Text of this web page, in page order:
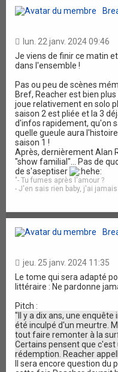
lun. 22 janv. 2024 09:46
Je viens de finir ce matin
dans l'ensemble !
Pas ou peu de scènes
Bref, Reacher est bien
joue relativement en solo
saison 2 est pliée et la 3
d'infos rapidement, qu'on
quelle gueule aura
saison 1 !
Après, dernièrement Alan
"show familial"... Pas de
de s'aseptiser
"- Tu fumes après l'amour ?
- J'en sais rien baby, j'ai
jeu. 25 janv. 2024 11:35
Le tome qui sera adapté
littéraire : Ne pardonne
Pitch :
"Il y a dix ans, une
été inculpé d'un meurtre.
tout faire remonter à la
Certains pensent que
rédemption. Reacher
Il sera encore question